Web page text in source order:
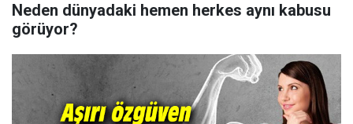
Neden dünyadaki hemen herkes aynı kabusu
görüyor?